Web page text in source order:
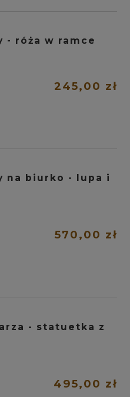
- róża w ramce
245,00 zł
na biurko - lupa i
570,00 zł
- statuetka z
495,00 zł